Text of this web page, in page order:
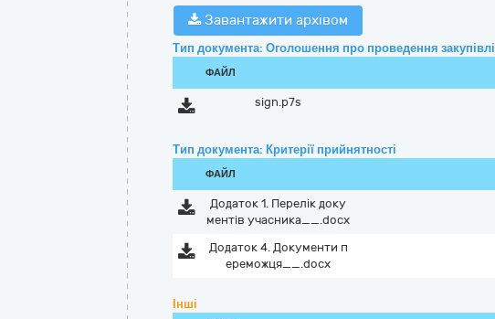
Завантажити архівом
Тип документа: Оголошення про проведення закупівлі
ФАЙЛ
sign.p7s
Тип документа: Критерії прийнятності
ФАЙЛ
Додаток 1. Перелік доку
ментів учасника__.docx
Додаток 4. Документи п
ереможця__.docx
Інші